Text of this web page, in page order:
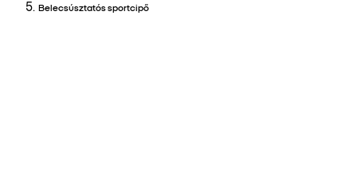
Belecsúsztatós sportcipő